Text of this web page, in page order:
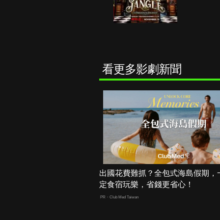
看更多影劇新聞
出國花費難抓？全包式海島假期，
定食宿玩樂，省錢更省心！
PR・Club Med Taiwan